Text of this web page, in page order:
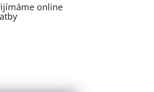
online